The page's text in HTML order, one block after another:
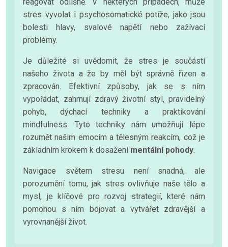
stres vyvolat i psychosomatické potíže, jako jsou
bolesti hlavy, svalové napětí nebo zažívací
problémy.
Je důležité si uvědomit, že stres je součástí
našeho života a že by měl být správně řízen a
zpracován. Efektivní způsoby, jak se s ním
vypořádat, zahrnují zdravý životní styl, pravidelný
pohyb, dýchací techniky a praktikování
mindfulness. Tyto techniky nám umožňují lépe
rozumět našim emocím a tělesným reakcím, což je
základním krokem k dosažení mentální pohody.
Navigace světem stresu není snadná, ale
porozumění tomu, jak stres ovlivňuje naše tělo a
mysl, je klíčové pro rozvoj strategií, které nám
pomohou s ním bojovat a vytvářet zdravější a
vyrovnanější život.